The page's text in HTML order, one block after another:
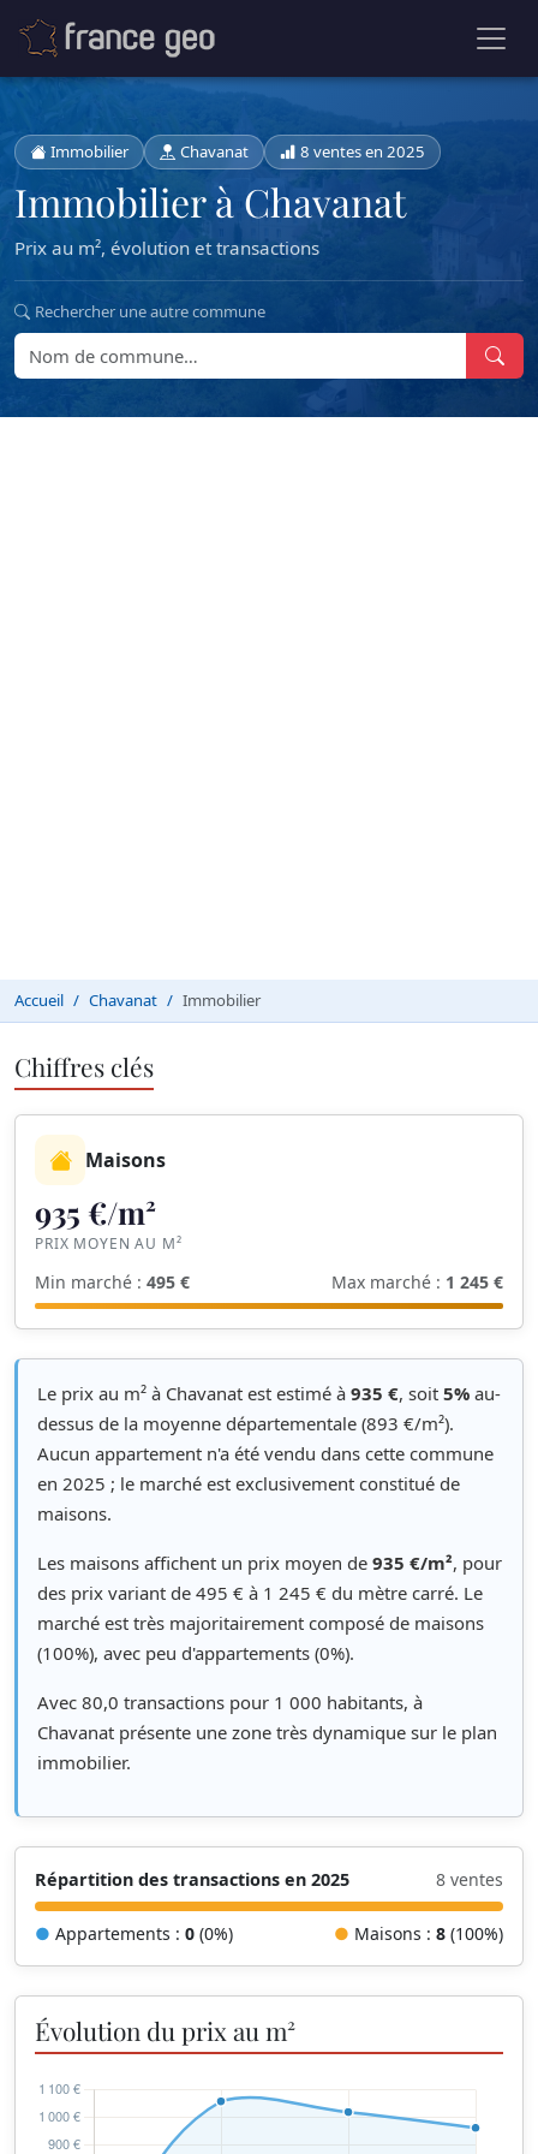
Immobilier Chavanat 8 ventes en 2025
Immobilier à Chavanat
Prix au m², évolution et transactions
Rechercher une autre commune
Accueil Chavanat Immobilier
Chiffres clés
Maisons
935 €/m²
PRIX MOYEN AU M²
Min marché : 495 € Max marché : 1 245 €
Le prix au m² à Chavanat est estimé à 935 €, soit 5% au-
dessus de la moyenne départementale (893 €/m²).
Aucun appartement n'a été vendu dans cette commune
en 2025 ; le marché est exclusivement constitué de
maisons.
Les maisons affichent un prix moyen de 935 €/m², pour
des prix variant de 495 € à 1 245 € du mètre carré. Le
marché est très majoritairement composé de maisons
(100%), avec peu d'appartements (0%).
Avec 80,0 transactions pour 1 000 habitants, à
Chavanat présente une zone très dynamique sur le plan
immobilier.
Répartition des transactions en 2025 8 ventes
● Appartements : 0 (0%) ● Maisons : 8 (100%)
Évolution du prix au m²